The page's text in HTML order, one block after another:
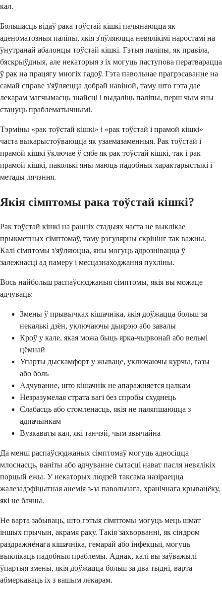
кал.
Большасць відаў рака тоўстай кішкі пачынаюцца як
аденоматозныя паліпы, якія з'яўляюцца невялікімі наростамі на
ўнутранай абалонцы тоўстай кішкі. Гэтыя паліпы, як правіла,
бяскрыўдныя, але некаторыя з іх могуць паступова ператварацца
ў рак на працягу многіх гадоў. Гэта павольнае прагрэсаванне на
самай справе з'яўляецца добрай навіной, таму што гэта дае
лекарам магчымасць знайсці і выдаліць паліпы, перш чым яны
стануць праблематычнымі.
Тэрміны «рак тоўстай кішкі» і «рак тоўстай і прамой кішкі»
часта выкарыстоўваюцца як узаемазаменныя. Рак тоўстай і
прамой кішкі ўключае ў сябе як рак тоўстай кішкі, так і рак
прамой кішкі, паколькі яны маюць падобныя характарыстыкі і
метады лячэння.
Якія сімптомы рака тоўстай кішкі?
Рак тоўстай кішкі на ранніх стадыях часта не выклікае
прыкметных сімптомаў, таму рэгулярны скрінінг так важны.
Калі сімптомы з'яўляюцца, яны могуць адрознівацца ў
залежнасці ад памеру і месцазнаходжання пухліны.
Вось найбольш распаўсюджаныя сімптомы, якія вы можаце
адчуваць:
Змены ў прывычках кішачніка, якія доўжацца больш за
некалькі дзён, уключаючы дыярэю або завалы
Кроў у кале, якая можа быць ярка-чырвонай або вельмі
цёмнай
Упарты дыскамфорт у жываце, уключаючы курчы, газы
або боль
Адчуванне, што кішачнік не апаражняется цалкам
Незразумелая страта вагі без спробы схуднець
Слабасць або стомленасць, якія не паляпшаюцца з
адпачынкам
Вузкаваты кал, які танчэй, чым звычайна
Да менш распаўсюджаных сімптомаў могуць адносіцца
млоснасць, ваніты або адчуванне сытасці нават пасля невялікіх
порцый ежы. У некаторых людзей таксама назіраецца
жалезадэфіцытная анемія з-за павольнага, хранічнага крывацёку,
які не бачны.
Не варта забываць, што гэтыя сімптомы могуць мець шмат
іншых прычын, акрамя раку. Такія захворванні, як сіндром
раздражнёнага кішачніка, гемарай або інфекцыі, могуць
выклікаць падобныя праблемы. Аднак, калі вы заўважылі
ўпартыя змены, якія доўжацца больш за два тыдні, варта
абмеркаваць іх з вашым лекарам.